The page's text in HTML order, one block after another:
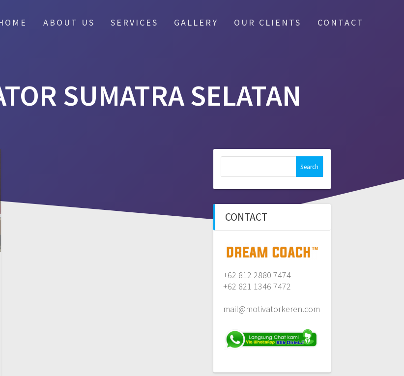
ABOUT US SERVICES GALLERY OUR CLIENTS CONTACT
SUMATRA SELATAN
CONTACT
+62 812 2880 7474
+62 821 1346 7472
mail@motivatorkeren.com